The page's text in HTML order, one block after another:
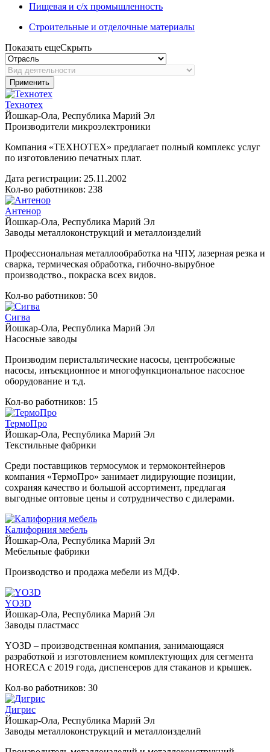
Пищевая и с/х промышленность
Строительные и отделочные материалы
Показать ещеСкрыть
Применить
Технотех
Йошкар-Ола, Республика Марий Эл
Производители микроэлектроники
Компания «ТЕХНОТЕХ» предлагает полный комплекс услуг
по изготовлению печатных плат.
Дата регистрации: 25.11.2002
Кол-во работников: 238
Антенор
Йошкар-Ола, Республика Марий Эл
Заводы металлоконструкций и металлоизделий
Профессиональная металлообработка на ЧПУ, лазерная резка и
сварка, термическая обработка, гибочно-вырубное
производство., покраска всех видов.
Кол-во работников: 50
Сигва
Йошкар-Ола, Республика Марий Эл
Насосные заводы
Производим перистальтические насосы, центробежные
насосы, инъекционное и многофункциональное насосное
оборудование и т.д.
Кол-во работников: 15
ТермоПро
Йошкар-Ола, Республика Марий Эл
Текстильные фабрики
Среди поставщиков термосумок и термоконтейнеров
компания «ТермоПро» занимает лидирующие позиции,
сохраняя качество и большой ассортимент, предлагая
выгодные оптовые цены и сотрудничество с дилерами.
Калифорния мебель
Йошкар-Ола, Республика Марий Эл
Мебельные фабрики
Производство и продажа мебели из МДФ.
YO3D
Йошкар-Ола, Республика Марий Эл
Заводы пластмасс
YO3D – производственная компания, занимающаяся
разработкой и изготовлением комплектующих для сегмента
HORECA с 2019 года, диспенсеров для стаканов и крышек.
Кол-во работников: 30
Дигрис
Йошкар-Ола, Республика Марий Эл
Заводы металлоконструкций и металлоизделий